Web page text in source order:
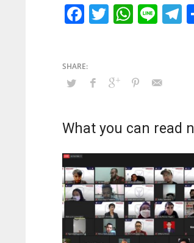
Facebook
Twitter
What you can read